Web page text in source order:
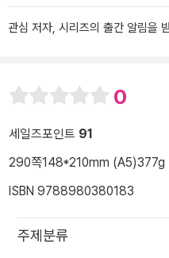
관심 저자, 시리즈의 출간 알림을
0
세일즈포인트 91
290쪽148*210mm (A5)377g
ISBN 9788980380183
주제분류